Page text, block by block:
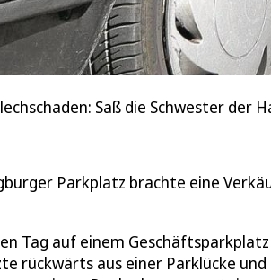
Saß die Schwester der
Parkplatz brachte eine
Tag auf einem
rückwärts aus einer Parklücke